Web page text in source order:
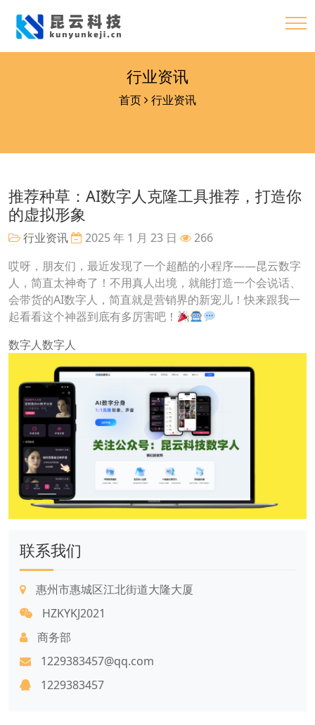
行业资讯
首页 行业资讯
推荐种草：AI数字人克隆工具推荐，打造你
的虚拟形象
行业资讯 2025 年 1 月 23 日
266
哎呀，朋友们，最近发现了一个超酷的小程序——昆云数字
人，简直太神奇了！不用真人出境，就能打造一个会说话、
会带货的AI数字人，简直就是营销界的新宠儿！快来跟我一
起看看这个神器到底有多厉害吧！
数字人数字人
联系我们
惠州市惠城区江北街道大隆大厦
HZKYKJ2021
商务部
1229383457@qq.com
1229383457